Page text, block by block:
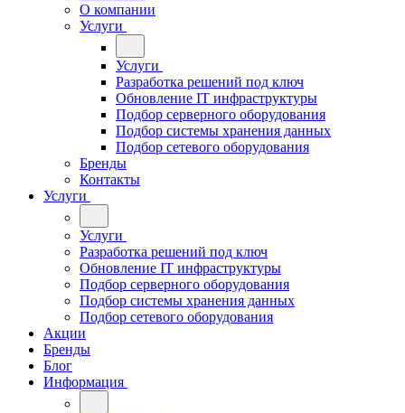
О компании
Услуги
Услуги
Разработка решений под ключ
Обновление IT инфраструктуры
Подбор серверного оборудования
Подбор системы хранения данных
Подбор сетевого оборудования
Бренды
Контакты
Услуги
Услуги
Разработка решений под ключ
Обновление IT инфраструктуры
Подбор серверного оборудования
Подбор системы хранения данных
Подбор сетевого оборудования
Акции
Бренды
Блог
Информация